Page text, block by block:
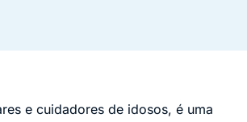
e cuidadores de idosos, é uma